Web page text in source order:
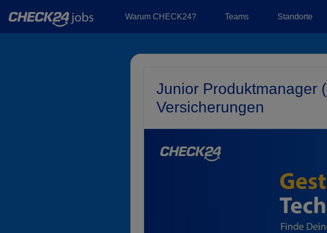
Warum CHECK24? Teams Standorte
Junior Produktmanager
Versicherungen